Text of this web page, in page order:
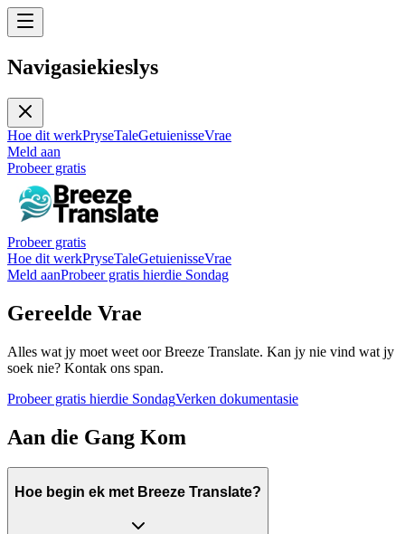
Navigasiekieslys
Hoe dit werkPryseTaleGetuienisseVrae
Meld aan
Probeer gratis
Probeer gratis
Hoe dit werkPryseTaleGetuienisseVrae
Meld aanProbeer gratis hierdie Sondag
Gereelde Vrae
Alles wat jy moet weet oor Breeze Translate. Kan jy nie vind wat jy
soek nie? Kontak ons span.
Probeer gratis hierdie SondagVerken dokumentasie
Aan die Gang Kom
Hoe begin ek met Breeze Translate?